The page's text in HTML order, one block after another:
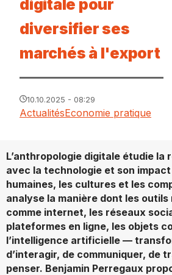
digitale pour
diversifier ses
marchés à l'export
10.10.2025 - 08:29
ActualitésEconomie pratique
L’anthropologie digitale étudie la
avec la technologie et son
humaines, les cultures et les
analyse la manière dont les
comme internet, les réseaux
plateformes en ligne, les objets
l’intelligence artificielle —
d’interagir, de communiquer, de
penser. Benjamin Perregaux